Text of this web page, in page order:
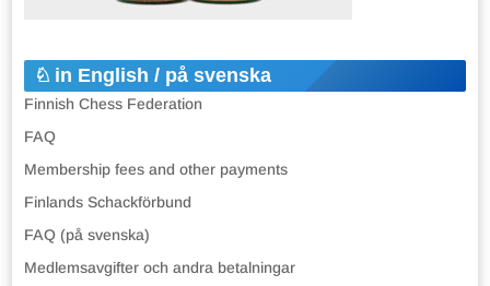
in English / på svenska
Finnish Chess Federation
FAQ
Membership fees and other payments
Finlands Schackförbund
FAQ (på svenska)
Medlemsavgifter och andra betalningar